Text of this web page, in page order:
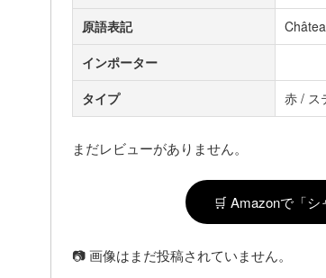
原語表記
インポーター
タイプ
赤 / ス
まだレビューがありません。
🛒 Amazonで「
📷 画像はまだ投稿されていません。